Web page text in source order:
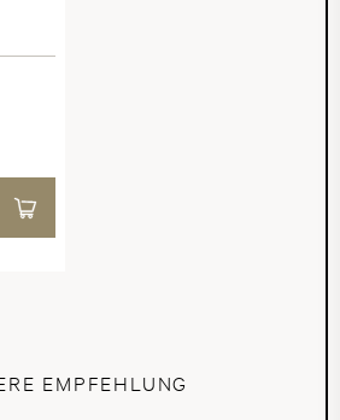
EMPFEHLUNG